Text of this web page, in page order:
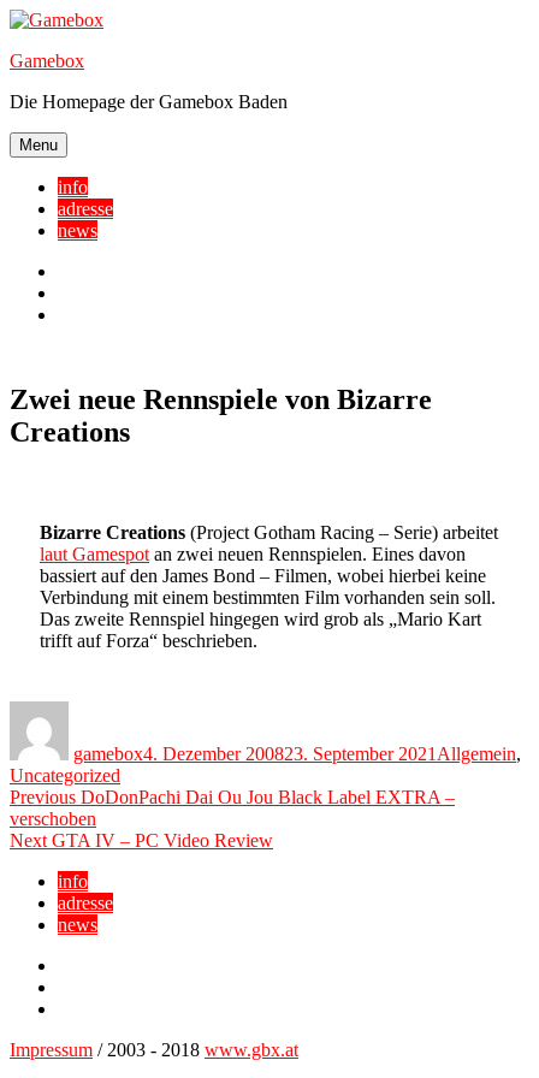
Skip
content
Gamebox
Die Homepage der Gamebox Baden
Menu
info
adresse
news
Zwei neue Rennspiele von Bizarre
Creations
Bizarre Creations (Project Gotham Racing – Serie) arbeitet
laut Gamespot an zwei neuen Rennspielen. Eines davon
bassiert auf den James Bond – Filmen, wobei hierbei keine
Verbindung mit einem bestimmten Film vorhanden sein soll.
Das zweite Rennspiel hingegen wird grob als „Mario Kart
trifft auf Forza“ beschrieben.
gamebox4. Dezember 200823. September 2021 Allgemein,
Uncategorized
Beitragsnavigation
Previous Previous
post:
DoDonPachi Dai Ou Jou Black Label EXTRA –
verschoben
Next Next
GTA IV – PC Video Review
info
adresse
news
Impressum / 2003 - 2018 www.gbx.at